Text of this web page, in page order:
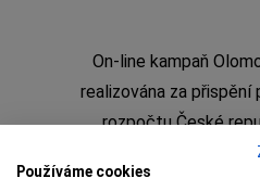
On-line kampaň
realizována za
rozpočtu České
Ministerstva
Používáme cookies